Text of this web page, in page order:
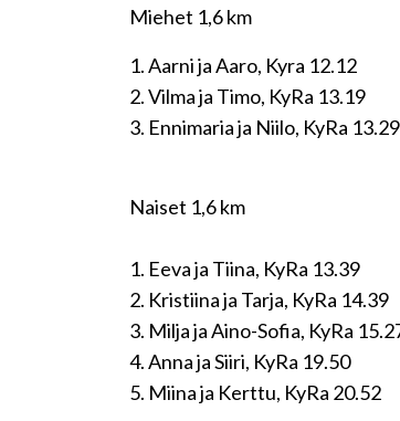
Miehet 1,6 km
1. Aarni ja Aaro, Kyra 12.12
2. Vilma ja Timo, KyRa 13.19
3. Ennimaria ja Niilo, KyRa 13.29
Naiset 1,6 km
1. Eeva ja Tiina, KyRa 13.39
2. Kristiina ja Tarja, KyRa 14.39
3. Milja ja Aino-Sofia, KyRa
4. Anna ja Siiri, KyRa 19.50
5. Miina ja Kerttu, KyRa 20.52